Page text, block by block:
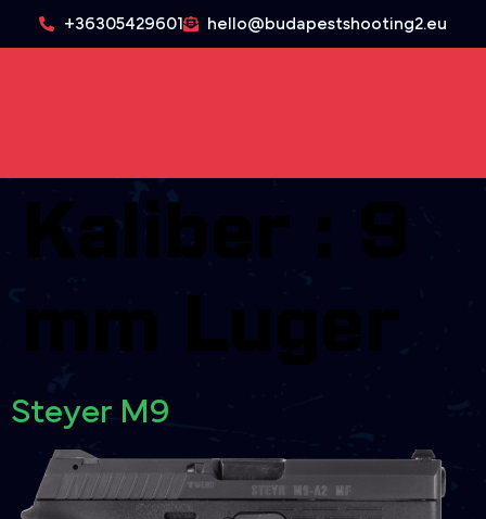
+36305429601 hello@budapestshooting2.eu
Kaliber :
mm Luger
Steyer M9